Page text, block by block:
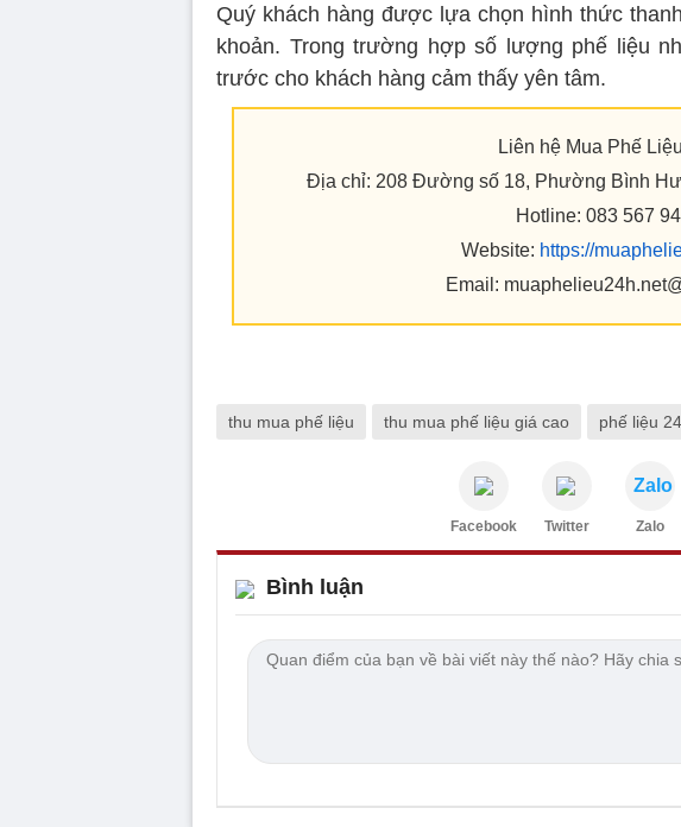
Quý khách hàng được lựa chọn hình thức
khoản. Trong trường hợp số lượng phế liệu
trước cho khách hàng cảm thấy yên tâm.
Liên hệ Mua Phế
Địa chỉ: 208 Đường số 18, Phường Bình
Hotline: 083 567
Website: https://
Email:
thu mua phế liệu thu mua phế liệu giá cao phế liệu
Facebook Twitter
Zalo
Zalo
Bình luận